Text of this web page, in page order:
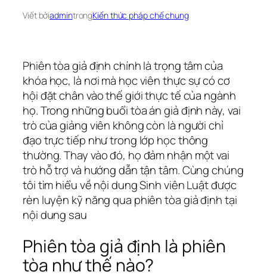
Viết bởiadmintrongKiến thức pháp chế chung
Phiên tòa giả định chính là trọng tâm của
khóa học, là nơi mà học viên thực sự có cơ
hội đặt chân vào thế giới thực tế của ngành
họ. Trong những buổi tòa án giả định này, vai
trò của giảng viên không còn là người chỉ
đạo trực tiếp như trong lớp học thông
thường. Thay vào đó, họ đảm nhận một vai
trò hỗ trợ và hướng dẫn tận tâm. Cùng chúng
tôi tìm hiểu về nội dung Sinh viên Luật được
rèn luyện kỹ năng qua phiên tòa giả định tại
nội dung sau
Phiên tòa giả định là phiên
tòa như thế nào?